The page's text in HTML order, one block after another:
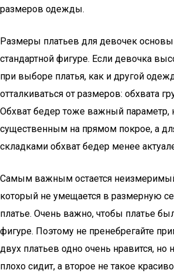
размеров одежды.
Размеры платьев для девочек
стандартной фигуре. Если девочка
при выборе платья, как и другой
отталкиваться от размеров: обхвата
Обхват бедер тоже важный параметр,
существенным на прямом покрое, а
складками обхват бедер менее
Самым важным остается
который не умещается в размерную
платье. Очень важно, чтобы платье
фигуре. Поэтому не пренебрегайте
двух платьев одно очень нравится, но
плохо сидит, а второе не такое